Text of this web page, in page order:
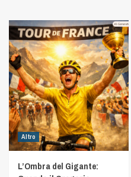
Altro
L’Ombra del Gigante: